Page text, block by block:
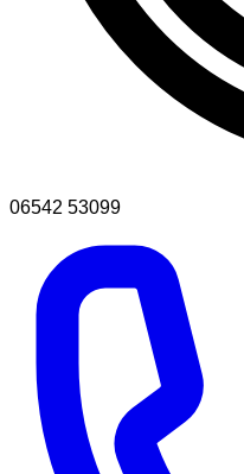
06542 53099